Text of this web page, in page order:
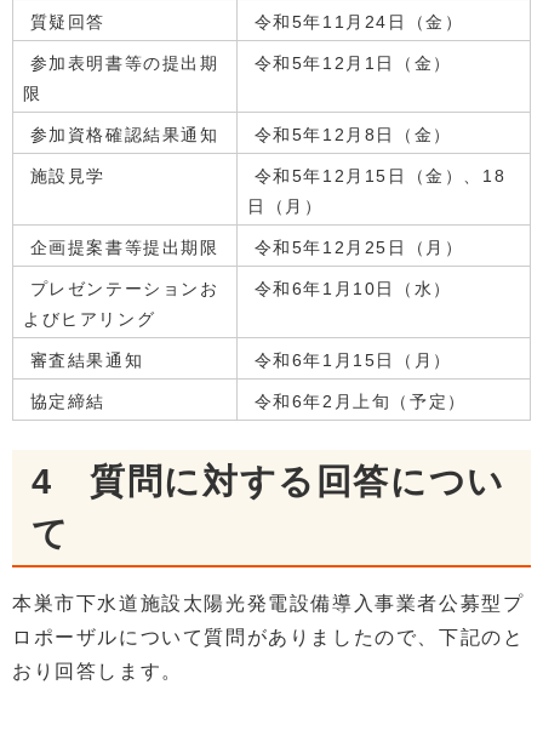
質疑回答 令和5年11月24日（金）
参加表明書等の提出期
限
令和5年12月1日（金）
参加資格確認結果通知 令和5年12月8日（金）
施設見学
令和5年12月15日（金）、18
日（月）
企画提案書等提出期限 令和5年12月25日（月）
プレゼンテーションお
よびヒアリング
令和6年1月10日（水）
審査結果通知 令和6年1月15日（月）
協定締結 令和6年2月上旬（予定）
4 質問に対する回答につい
て
本巣市下水道施設太陽光発電設備導入事業者公募型プ
ロポーザルについて質問がありましたので、下記のと
おり回答します。